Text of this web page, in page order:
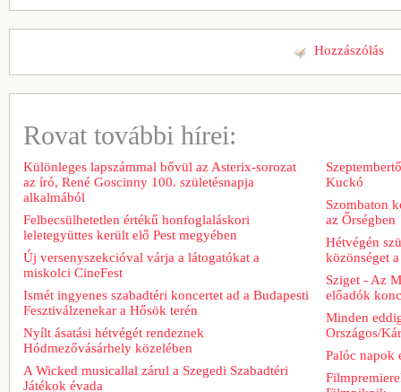
Hozzászólás
Rovat további hírei:
Különleges lapszámmal bővül az Asterix-sorozat
az író, René Goscinny 100. születésnapja
alkalmából
Felbecsülhetetlen értékű honfoglaláskori
leletegyüttes került elő Pest megyében
Új versenyszekcióval várja a látogatókat a
miskolci CineFest
Ismét ingyenes szabadtéri koncertet ad a Budapesti
Fesztiválzenekar a Hősök terén
Nyílt ásatási hétvégét rendeznek
Hódmezővásárhely közelében
A Wicked musicallal zárul a Szegedi Szabadtéri
Játékok évada
Kuckó
Szombaton
az Őrségben
Hétvégén
közönséget
Sziget - Az
előadók
Minden
Országos/
Palóc napok